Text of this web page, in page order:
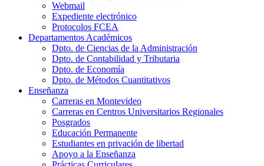
Webmail
Expediente electrónico
Protocolos FCEA
Departamentos Académicos
Dpto. de Ciencias de la Administración
Dpto. de Contabilidad y Tributaria
Dpto. de Economía
Dpto. de Métodos Cuantitativos
Enseñanza
Carreras en Montevideo
Carreras en Centros Universitarios Regionales
Posgrados
Educación Permanente
Estudiantes en privación de libertad
Apoyo a la Enseñanza